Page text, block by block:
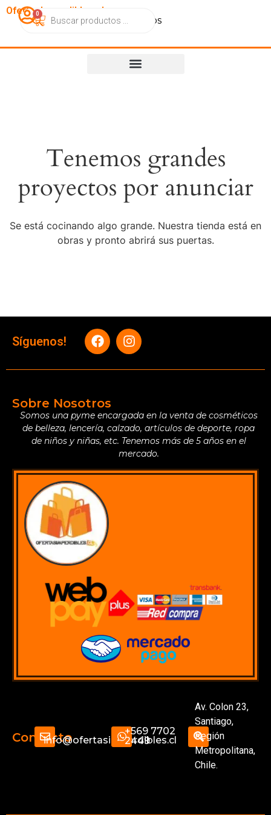
OfertasImperdibles.cl
CatálogoContactoNosotros
0
Tenemos grandes
proyectos por anunciar
Se está cocinando algo grande. Nuestra tienda está en
obras y pronto abrirá sus puertas.
Síguenos!
Sobre Nosotros
Somos una pyme encargada en la venta de cosméticos
de belleza, lencería, calzado, artículos de deporte, ropa
de niños y niñas, etc. Tenemos más de 5 años en el
mercado.
Contactoinfo@ofertasimperdibles.cl
+569 7702
2449
Av. Colon 23,
Santiago,
Región
Metropolitana,
Chile.